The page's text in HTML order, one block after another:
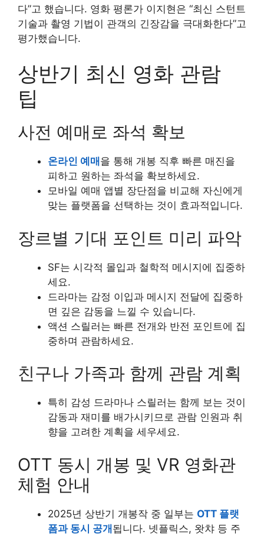
다”고 했습니다. 영화 평론가 이지현은 “최신 스턴트
기술과 촬영 기법이 관객의 긴장감을 극대화한다”고
평가했습니다.
상반기 최신 영화 관람
팁
사전 예매로 좌석 확보
온라인 예매 을 통해 개봉 직후 빠른 매진을
피하고 원하는 좌석을 확보하세요.
모바일 예매 앱별 장단점을 비교해 자신에게
맞는 플랫폼을 선택하는 것이 효과적입니다.
장르별 기대 포인트 미리 파악
SF는 시각적 몰입과 철학적 메시지에 집중하
세요.
드라마는 감정 이입과 메시지 전달에 집중하
면 깊은 감동을 느낄 수 있습니다.
액션 스릴러는 빠른 전개와 반전 포인트에 집
중하며 관람하세요.
친구나 가족과 함께 관람 계획
특히 감성 드라마나 스릴러는 함께 보는 것이
감동과 재미를 배가시키므로 관람 인원과 취
향을 고려한 계획을 세우세요.
OTT 동시 개봉 및 VR 영화관
체험 안내
2025년 상반기 개봉작 중 일부는 OTT 플랫
폼과 동시 공개됩니다. 넷플릭스, 왓챠 등 주